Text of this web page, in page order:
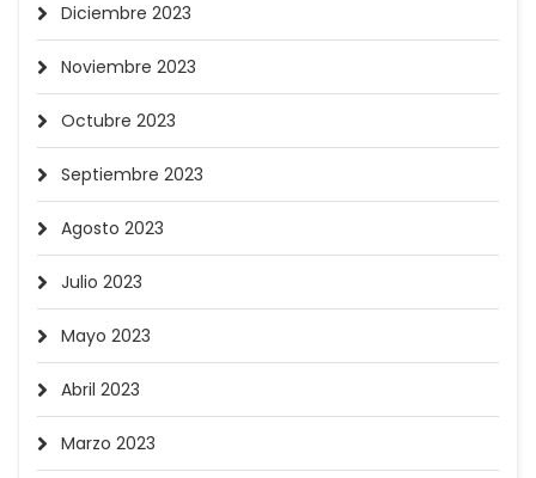
Diciembre 2023
Noviembre 2023
Octubre 2023
Septiembre 2023
Agosto 2023
Julio 2023
Mayo 2023
Abril 2023
Marzo 2023